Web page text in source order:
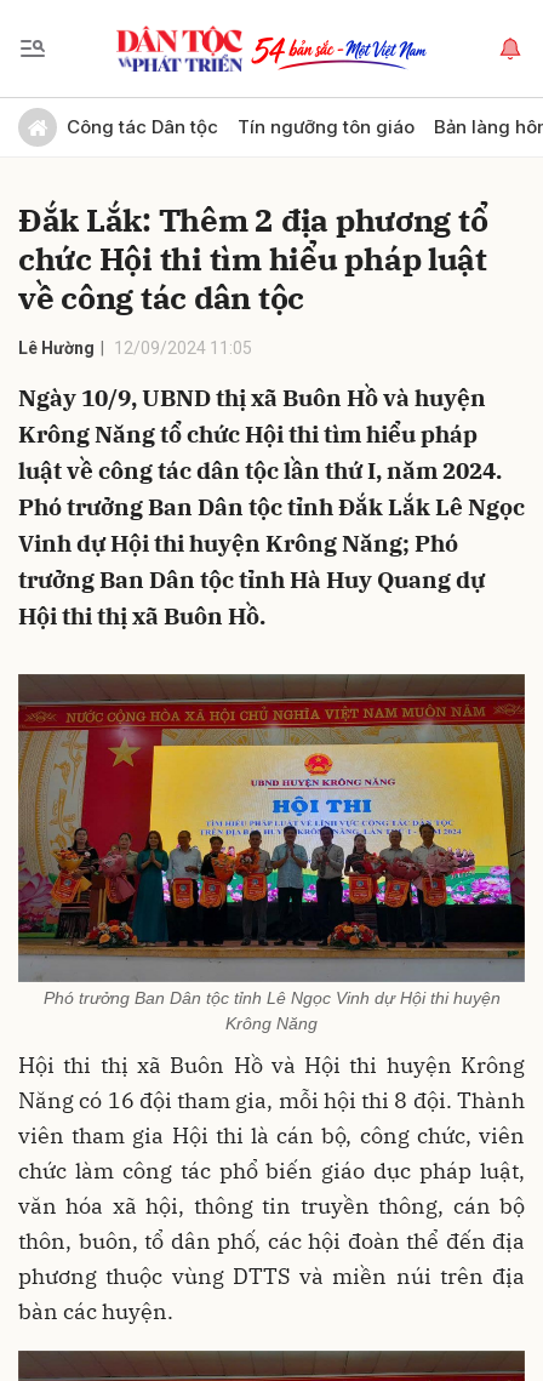
Công tác Dân tộc Tín ngưỡng tôn giáo Bản làng
Đắk Lắk: Thêm 2 địa phương tổ
chức Hội thi tìm hiểu pháp luật
về công tác dân tộc
Lê Hường 12/09/2024 11:05
Ngày 10/9, UBND thị xã Buôn Hồ và huyện
Krông Năng tổ chức Hội thi tìm hiểu pháp
luật về công tác dân tộc lần thứ I, năm 2024.
Phó trưởng Ban Dân tộc tỉnh Đắk Lắk Lê Ngọc
Vinh dự Hội thi huyện Krông Năng; Phó
trưởng Ban Dân tộc tỉnh Hà Huy Quang dự
Hội thi thị xã Buôn Hồ.
Phó trưởng Ban Dân tộc tỉnh Lê Ngọc Vinh dự Hội thi huyện
Krông Năng
Hội thi thị xã Buôn Hồ và Hội thi huyện Krông
Năng có 16 đội tham gia, mỗi hội thi 8 đội. Thành
viên tham gia Hội thi là cán bộ, công chức, viên
chức làm công tác phổ biến giáo dục pháp luật,
văn hóa xã hội, thông tin truyền thông, cán bộ
thôn, buôn, tổ dân phố, các hội đoàn thể đến địa
phương thuộc vùng DTTS và miền núi trên địa
bàn các huyện.
Gửi bình luận